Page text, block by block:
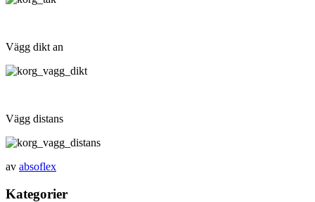
Vägg dikt an
Vägg distans
av absoflex
Kategorier